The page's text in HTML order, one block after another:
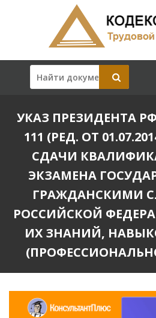
УКАЗ ПРЕЗИДЕНТА РФ
111 (РЕД. ОТ
СДАЧИ
ЭКЗАМЕНА
ГРАЖДАНСКИМИ
РОССИЙСКОЙ
ИХ ЗНАНИЙ,